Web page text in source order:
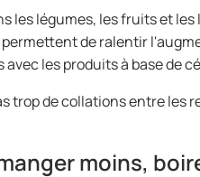
les légumes, les fruits et
de ralentir
les produits à base de
trop de collations entre les
moins,